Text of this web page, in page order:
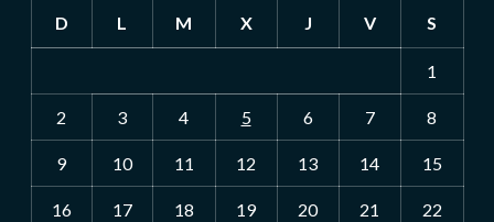
D L M X J V S
1
2 3 4 5 6 7 8
9 10 11 12 13 14 15
16 17 18 19 20 21 22